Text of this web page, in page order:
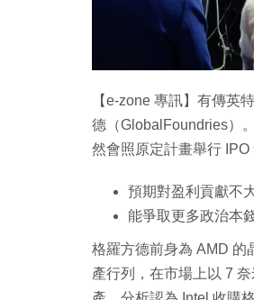
【e-zone 專訊】有傳英
德（GlobalFoundries）
然會照原定計畫舉行 IPO
預期對盈利貢獻不
能爭取更多政治本
格羅方德前身為 AMD 的
產行列，在市場上以 7